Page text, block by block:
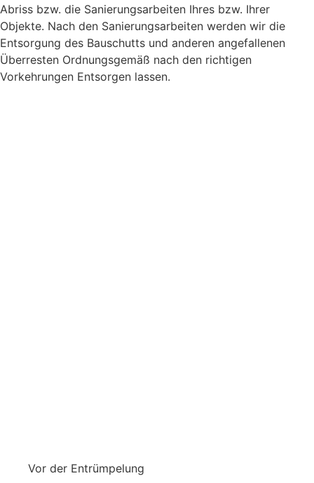
Abriss bzw. die Sanierungsarbeiten Ihres bzw. Ihrer
Objekte. Nach den Sanierungsarbeiten werden wir die
Entsorgung des Bauschutts und anderen angefallenen
Überresten Ordnungsgemäß nach den richtigen
Vorkehrungen Entsorgen lassen.
Vor der Entrümpelung